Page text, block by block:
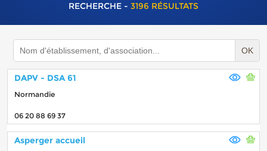
RECHERCHE - 3196 RÉSULTATS
OK
DAPV - DSA 61
Normandie
06 20 88 69 37
Asperger accueil